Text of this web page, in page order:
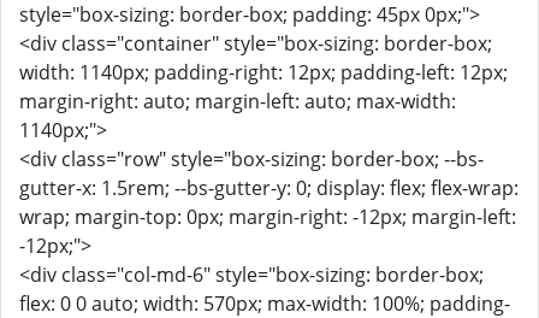
style="box-sizing: border-box; padding: 45px 0px;">
<div class="container" style="box-sizing: border-box;
width: 1140px; padding-right: 12px; padding-left: 12px;
margin-right: auto; margin-left: auto; max-width:
1140px;">
<div class="row" style="box-sizing: border-box; --bs-
gutter-x: 1.5rem; --bs-gutter-y: 0; display: flex; flex-wrap:
wrap; margin-top: 0px; margin-right: -12px; margin-left:
-12px;">
<div class="col-md-6" style="box-sizing: border-box;
flex: 0 0 auto; width: 570px; max-width: 100%; padding-